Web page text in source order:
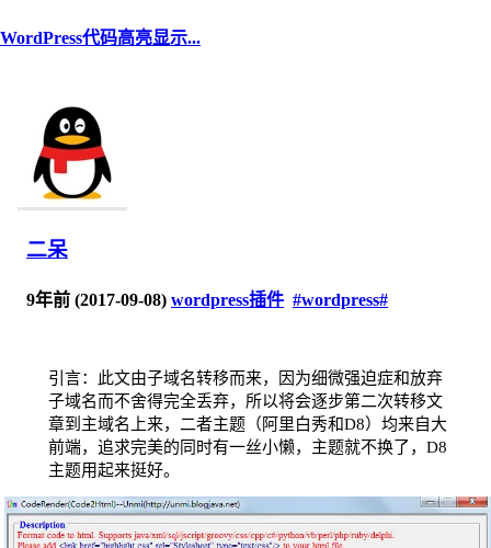
WordPress代码高亮显示...
二呆
9年前 (2017-09-08) wordpress插件 #wordpress#
引言：此文由子域名转移而来，因为细微强迫症和放弃
子域名而不舍得完全丢弃，所以将会逐步第二次转移文
章到主域名上来，二者主题（阿里白秀和D8）均来自大
前端，追求完美的同时有一丝小懒，主题就不换了，D8
主题用起来挺好。